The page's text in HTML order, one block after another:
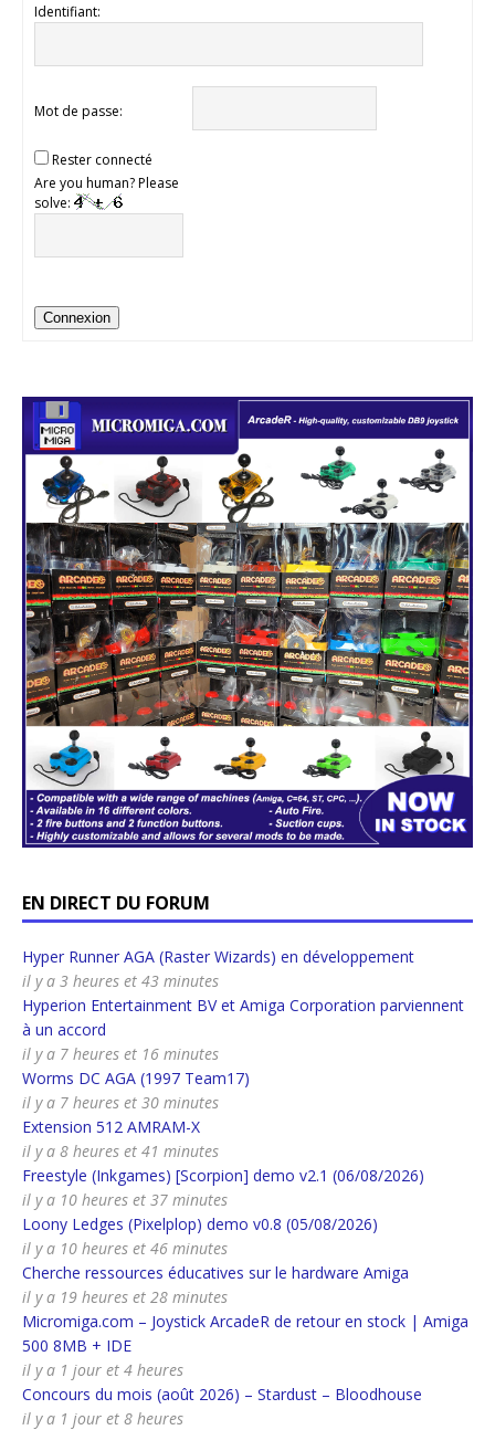
Identifiant:
Mot de passe:
Rester connecté
Are you human? Please
solve:
Connexion
EN DIRECT DU FORUM
Hyper Runner AGA (Raster Wizards) en développement
il y a 3 heures et 43 minutes
Hyperion Entertainment BV et Amiga Corporation parviennent
à un accord
il y a 7 heures et 16 minutes
Worms DC AGA (1997 Team17)
il y a 7 heures et 30 minutes
Extension 512 AMRAM-X
il y a 8 heures et 41 minutes
Freestyle (Inkgames) [Scorpion] demo v2.1 (06/08/2026)
il y a 10 heures et 37 minutes
Loony Ledges (Pixelplop) demo v0.8 (05/08/2026)
il y a 10 heures et 46 minutes
Cherche ressources éducatives sur le hardware Amiga
il y a 19 heures et 28 minutes
Micromiga.com – Joystick ArcadeR de retour en stock | Amiga
500 8MB + IDE
il y a 1 jour et 4 heures
Concours du mois (août 2026) – Stardust – Bloodhouse
il y a 1 jour et 8 heures